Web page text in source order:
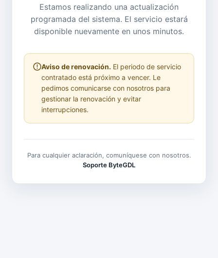
Estamos realizando una actualización
programada del sistema. El servicio estará
disponible nuevamente en unos minutos.
Aviso de renovación. El periodo de servicio
contratado está próximo a vencer. Le
pedimos comunicarse con nosotros para
gestionar la renovación y evitar
interrupciones.
Para cualquier aclaración, comuníquese con nosotros.
Soporte ByteGDL